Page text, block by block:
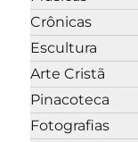
Crônicas
Escultura
Arte Cristã
Pinacoteca
Fotografias